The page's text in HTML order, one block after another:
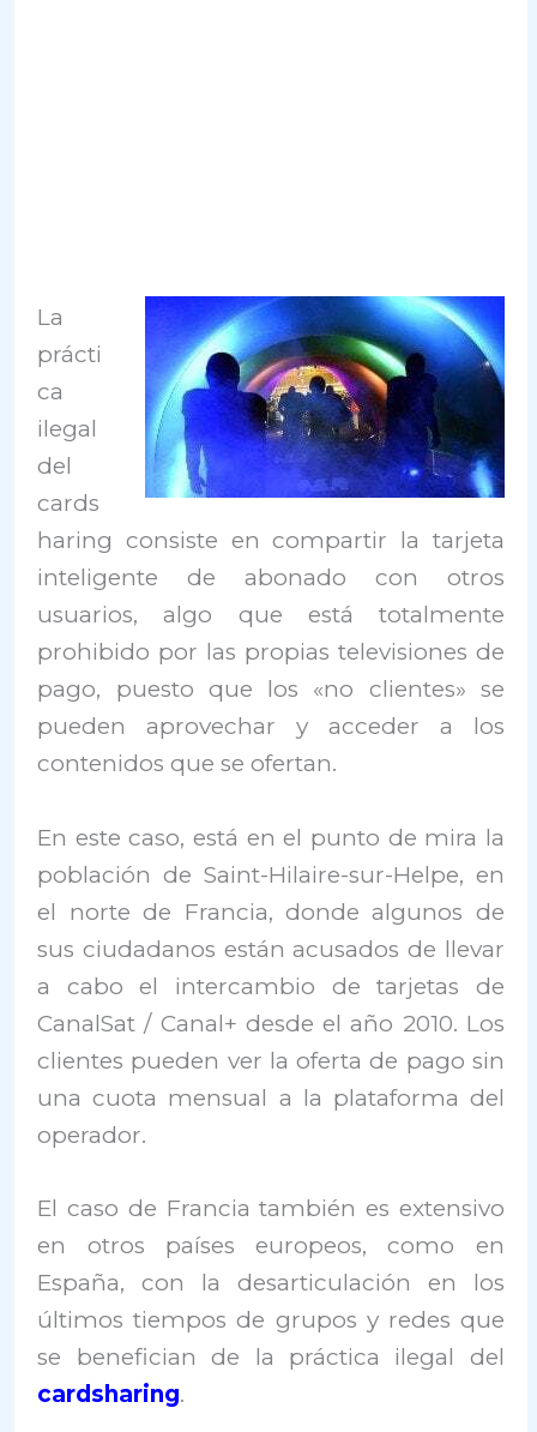
La
prácti
ca
ilegal
del
cards
haring consiste en compartir la tarjeta
inteligente de abonado con otros
usuarios, algo que está totalmente
prohibido por las propias televisiones de
pago, puesto que los «no clientes» se
pueden aprovechar y acceder a los
contenidos que se ofertan.
En este caso, está en el punto de mira la
población de Saint-Hilaire-sur-Helpe, en
el norte de Francia, donde algunos de
sus ciudadanos están acusados de llevar
a cabo el intercambio de tarjetas de
CanalSat / Canal+ desde el año 2010. Los
clientes pueden ver la oferta de pago sin
una cuota mensual a la plataforma del
operador.
El caso de Francia también es extensivo
en otros países europeos, como en
España, con la desarticulación en los
últimos tiempos de grupos y redes que
se benefician de la práctica ilegal del
cardsharing.